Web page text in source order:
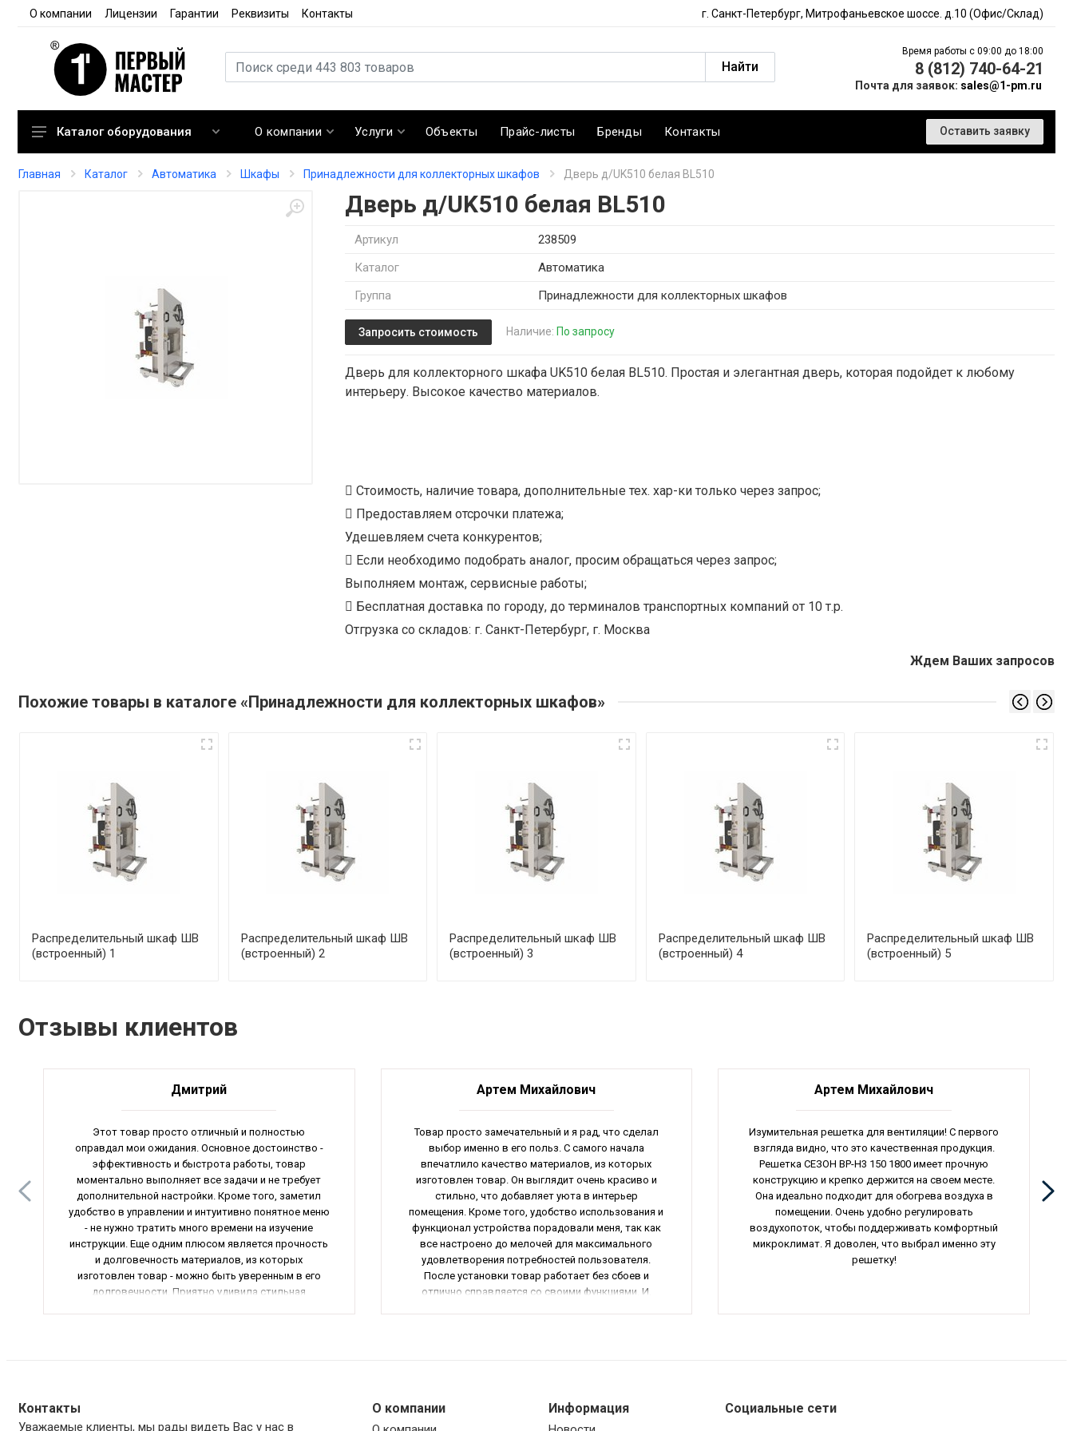
О компании Лицензии Гарантии Реквизиты Контакты г. Санкт-Петербург, Митрофаньевское шоссе. д.10 (Офис/Склад)
Найти
Время работы с 09:00 до 18:00
8 (812) 740-64-21
Почта для заявок: sales@1-pm.ru
Кондиционирование
Расходные материалы
Каталог оборудования О компании Услуги Объекты Прайс-листы Бренды Контакты Оставить заявку
Главная Каталог Автоматика Шкафы Принадлежности для коллекторных шкафов Дверь д/UK510 белая BL510
Дверь д/UK510 белая BL510
Артикул
238509
Каталог
Автоматика
Группа
Принадлежности для коллекторных шкафов
Запросить стоимость Наличие: По запросу
Дверь для коллекторного шкафа UK510 белая BL510. Простая и элегантная дверь, которая подойдет к любому
интерьеру. Высокое качество материалов.
Стоимость, наличие товара, дополнительные тех. хар-ки только через запрос;
Предоставляем отсрочки платежа;
Удешевляем счета конкурентов;
Если необходимо подобрать аналог, просим обращаться через запрос;
Выполняем монтаж, сервисные работы;
Бесплатная доставка по городу, до терминалов транспортных компаний от 10 т.р.
Отгрузка со складов: г. Санкт-Петербург, г. Москва
Ждем Ваших запросов
Похожие товары в каталоге «Принадлежности для коллекторных шкафов»
Распределительный шкаф ШВ
(встроенный) 1
Распределительный шкаф ШВ
(встроенный) 2
Распределительный шкаф ШВ
(встроенный) 3
Распределительный шкаф ШВ
(встроенный) 4
Распределительный шкаф ШВ
(встроенный) 5
Отзывы клиентов
Дмитрий
Этот товар просто отличный и полностью
оправдал мои ожидания. Основное достоинство -
эффективность и быстрота работы, товар
моментально выполняет все задачи и не требует
дополнительной настройки. Кроме того, заметил
удобство в управлении и интуитивно понятное меню
- не нужно тратить много времени на изучение
инструкции. Еще одним плюсом является прочность
и долговечность материалов, из которых
изготовлен товар - можно быть уверенным в его
долговечности. Приятно удивила стильная
Артем Михайлович
Товар просто замечательный и я рад, что сделал
выбор именно в его польз. С самого начала
впечатлило качество материалов, из которых
изготовлен товар. Он выглядит очень красиво и
стильно, что добавляет уюта в интерьер
помещения. Кроме того, удобство использования и
функционал устройства порадовали меня, так как
все настроено до мелочей для максимального
удовлетворения потребностей пользователя.
После установки товар работает без сбоев и
отлично справляется со своими функциями. И,
Артем Михайлович
Изумительная решетка для вентиляции! С первого
взгляда видно, что это качественная продукция.
Решетка СЕЗОН ВР-Н3 150 1800 имеет прочную
конструкцию и крепко держится на своем месте.
Она идеально подходит для обогрева воздуха в
помещении. Очень удобно регулировать
воздухопоток, чтобы поддерживать комфортный
микроклимат. Я доволен, что выбрал именно эту
решетку!
Контакты
Уважаемые клиенты, мы рады видеть Вас у нас в
О компании Информация Социальные сети